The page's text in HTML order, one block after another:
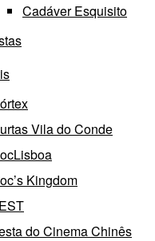
Cadáver Esquisito
Vila do Conde
Kingdom
do Cinema Chinês